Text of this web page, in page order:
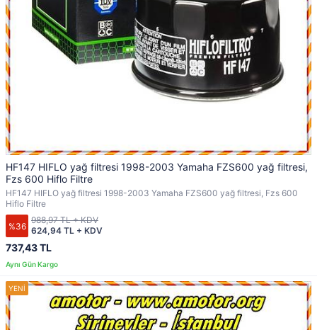
HF147 HIFLO yağ filtresi 1998-2003 Yamaha FZS600 yağ filtresi,
Fzs 600 Hiflo Filtre
HF147 HIFLO yağ filtresi 1998-2003 Yamaha FZS600 yağ filtresi, Fzs 600
Hiflo Filtre
%36
737,43 TL
624,94 TL + KDV
988,97 TL + KDV